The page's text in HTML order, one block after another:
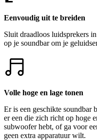
Eenvoudig uit te breiden
Sluit draadloos luidsprekers
op je soundbar om je
Volle hoge en lage tonen
Er is een geschikte soundbar
er een die zich richt op hoge
subwoofer hebt, of ga voor
geen extra apparatuur wilt.